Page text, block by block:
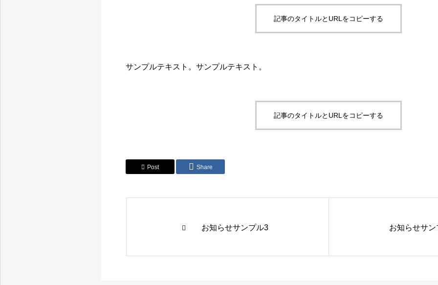
記事のタイトルとURLをコピーする
サンプルテキスト。サンプルテキスト。
記事のタイトルとURLをコピーする
Post Share
お知らせサンプル3 お知らせサン